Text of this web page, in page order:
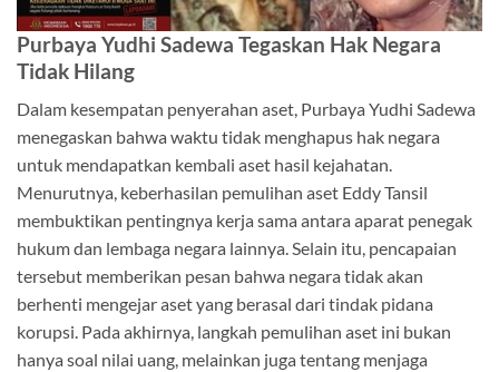
Purbaya Yudhi Sadewa Tegaskan Hak Negara
Tidak Hilang
Dalam kesempatan penyerahan aset, Purbaya Yudhi Sadewa
menegaskan bahwa waktu tidak menghapus hak negara
untuk mendapatkan kembali aset hasil kejahatan.
Menurutnya, keberhasilan pemulihan aset Eddy Tansil
membuktikan pentingnya kerja sama antara aparat penegak
hukum dan lembaga negara lainnya. Selain itu, pencapaian
tersebut memberikan pesan bahwa negara tidak akan
berhenti mengejar aset yang berasal dari tindak pidana
korupsi. Pada akhirnya, langkah pemulihan aset ini bukan
hanya soal nilai uang, melainkan juga tentang menjaga